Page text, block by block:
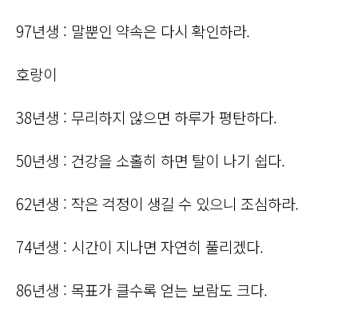
97년생 : 말뿐인 약속은 다시 확인하라.
호랑이
38년생 : 무리하지 않으면 하루가 평탄하다.
50년생 : 건강을 소홀히 하면 탈이 나기 쉽다.
62년생 : 작은 걱정이 생길 수 있으니 조심하라.
74년생 : 시간이 지나면 자연히 풀리겠다.
86년생 : 목표가 클수록 얻는 보람도 크다.